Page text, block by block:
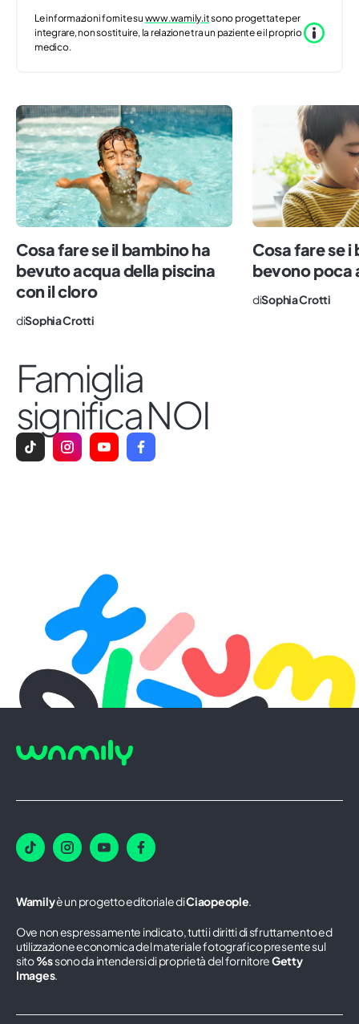
Le informazioni fornite su www.wamily.itsono progettate per
integrare, non sostituire, la relazione tra un paziente e il proprio
medico.
Cosa fare se il bambino ha
bevuto acqua della piscina
con il cloro
diSophia Crotti
Cosa fare se i
bevono poca
diSophia Crotti
Famiglia
significa NOI
Wamilyè un progetto editoriale diCiaopeople.
Ove non espressamente indicato, tutti i diritti di sfruttamento ed
utilizzazione economica del materiale fotografico presente sul
sito%ssono da intendersi di proprietà del fornitoreGetty
Images.